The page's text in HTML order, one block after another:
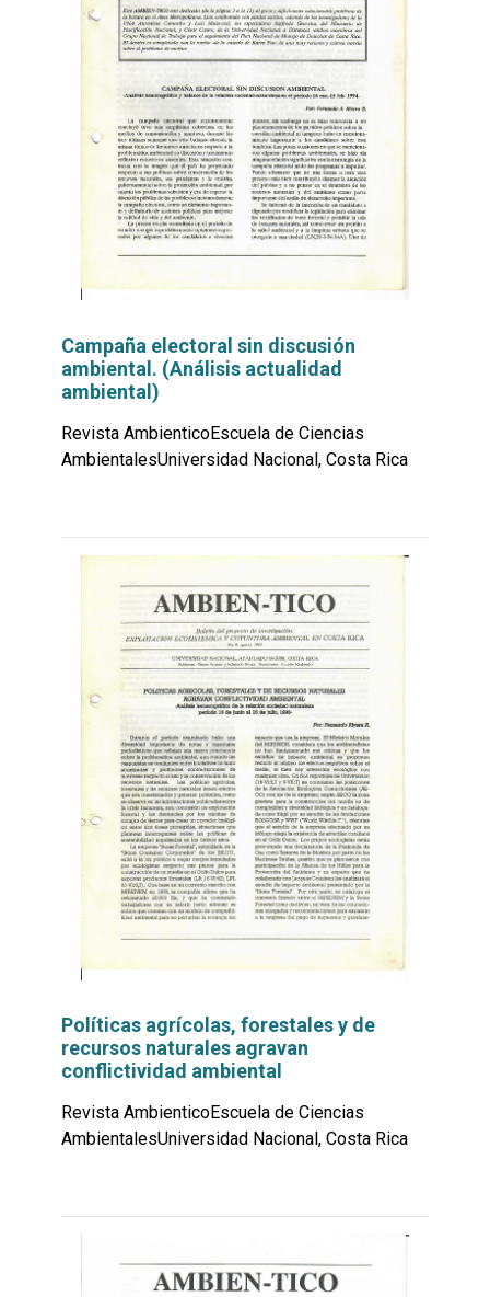
Campaña electoral sin discusión
ambiental. (Análisis actualidad
ambiental)
Revista AmbienticoEscuela de Ciencias
AmbientalesUniversidad Nacional, Costa Rica
Políticas agrícolas, forestales y de
recursos naturales agravan
conflictividad ambiental
Revista AmbienticoEscuela de Ciencias
AmbientalesUniversidad Nacional, Costa Rica